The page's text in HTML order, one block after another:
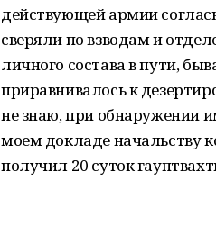
действующей армии
сверяли по взводам и
личного состава в пути,
приравнивалось к
не знаю, при обнаружении
моем докладе начальству
получил 20 суток